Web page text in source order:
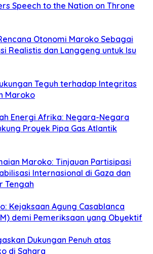
Speech to the Nation on Throne
Otonomi Maroko Sebagai
Realistis dan Langgeng untuk Isu
Teguh terhadap Integritas
Maroko
Energi Afrika: Negara-Negara
Proyek Pipa Gas Atlantik
Maroko: Tinjauan Partisipasi
Internasional di Gaza dan
Tengah
Kejaksaan Agung Casablanca
demi Pemeriksaan yang Obyektif
Dukungan Penuh atas
di Sahara